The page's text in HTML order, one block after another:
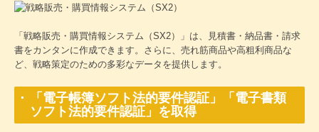
相続税・贈与税について
料金について
採用情報
「戦略販売・購買情報システム（SX2）」は、見積書・納品書・請求
書をカンタンに作成できます。さらに、売れ筋商品や高粗利商品な
ど、戦略策定のための多彩なデータを提供します。
「電子帳簿ソフト法的要件認証」「電子書類
ソフト法的要件認証」を取得